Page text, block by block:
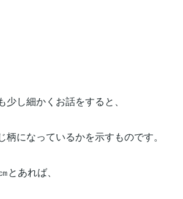
少し細かくお話をすると、
になっているかを示すものです。
とあれば、